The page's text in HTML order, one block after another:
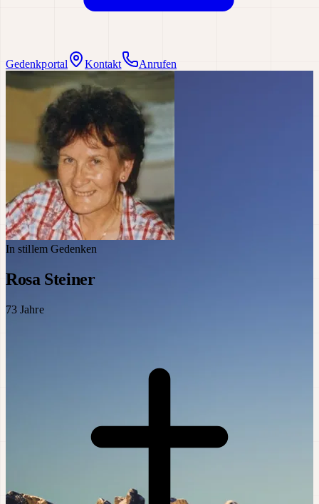
Gedenkportal Kontakt Anrufen
In stillem Gedenken
Rosa Steiner
73 Jahre